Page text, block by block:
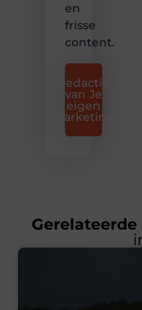
en
frisse
content.
Redactie
van Je
eigen
marketing